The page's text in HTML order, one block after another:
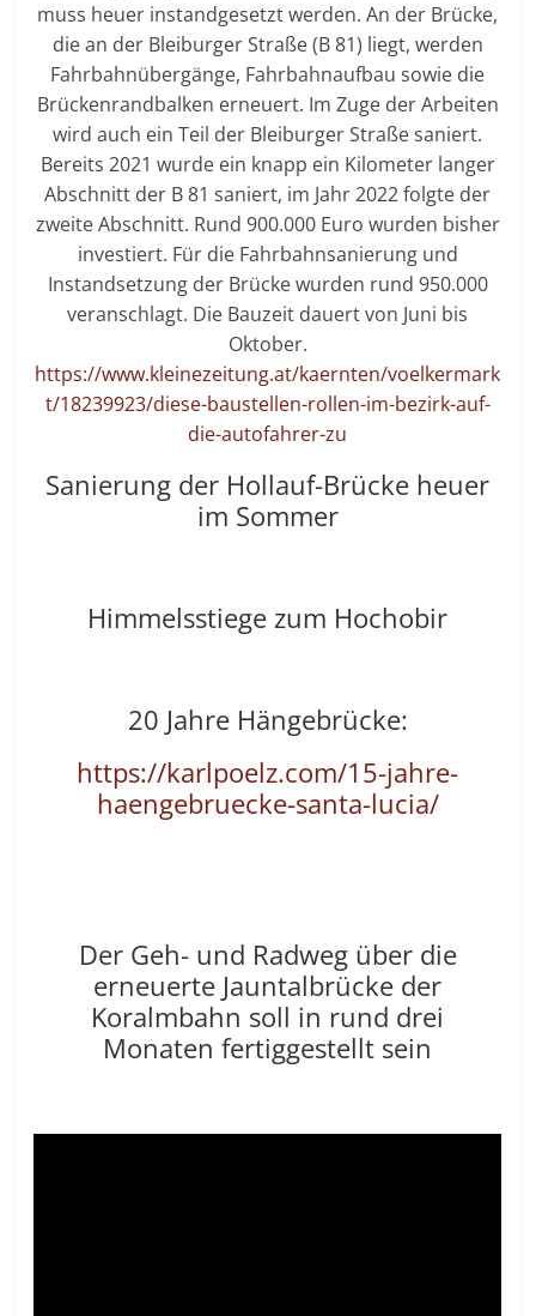
muss heuer instandgesetzt werden. An der Brücke,
die an der Bleiburger Straße (B 81) liegt, werden
Fahrbahnübergänge, Fahrbahnaufbau sowie die
Brückenrandbalken erneuert. Im Zuge der Arbeiten
wird auch ein Teil der Bleiburger Straße saniert.
Bereits 2021 wurde ein knapp ein Kilometer langer
Abschnitt der B 81 saniert, im Jahr 2022 folgte der
zweite Abschnitt. Rund 900.000 Euro wurden bisher
investiert. Für die Fahrbahnsanierung und
Instandsetzung der Brücke wurden rund 950.000
veranschlagt. Die Bauzeit dauert von Juni bis
Oktober.
https://www.kleinezeitung.at/kaernten/voelkermark
t/18239923/diese-baustellen-rollen-im-bezirk-auf-
die-autofahrer-zu
Sanierung der Hollauf-Brücke heuer
im Sommer
Himmelsstiege zum Hochobir
20 Jahre Hängebrücke:
https://karlpoelz.com/15-jahre-
haengebruecke-santa-lucia/
Der Geh- und Radweg über die
erneuerte Jauntalbrücke der
Koralmbahn soll in rund drei
Monaten fertiggestellt sein